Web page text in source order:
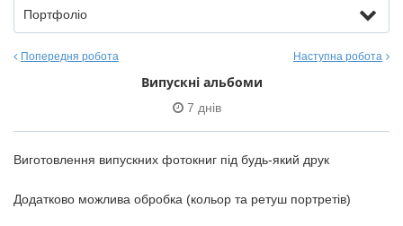
Портфоліо
Попередня робота Наступна робота
Випускні альбоми
7 днів
Виготовлення випускних фотокниг під будь-який друк
Додатково можлива обробка (кольор та ретуш портретів)